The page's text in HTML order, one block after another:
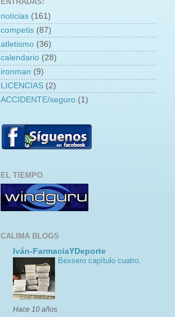
noticias (161)
competis (87)
atletismo (36)
calendario (28)
ironman (9)
LICENCIAS (2)
ACCIDENTE/seguro (1)
EL TIEMPO
CALIMA BLOGS
Iván-FarmaciaYDeporte
Bexsero capítulo cuatro.
Hace 10 años